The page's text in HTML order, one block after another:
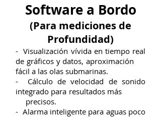
Software a Bordo
(Para mediciones de
Profundidad)
- Visualización vívida en tiempo real
de gráficos y datos, aproximación
fácil a las olas submarinas.
- Cálculo de velocidad de sonido
integrado para resultados más
precisos.
- Alarma inteligente para aguas poco